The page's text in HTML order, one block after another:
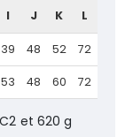
I J K L
39 48 52 72
53 48 60 72
et 620 g